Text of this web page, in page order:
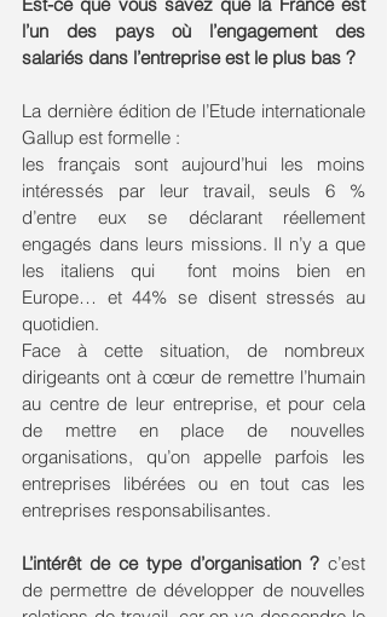
l’un des pays où l’engagement des
salariés dans l’entreprise est le plus bas ?
La dernière édition de l’Etude internationale
Gallup est formelle :
les français sont aujourd’hui les moins
intéressés par leur travail, seuls 6 %
d’entre eux se déclarant réellement
engagés dans leurs missions. Il n’y a que
les italiens qui  font moins bien en
Europe… et 44% se disent stressés au
quotidien.
Face à cette situation, de nombreux
dirigeants ont à cœur de remettre l’humain
au centre de leur entreprise, et pour cela
de mettre en place de nouvelles
organisations, qu’on appelle parfois les
entreprises libérées ou en tout cas les
entreprises responsabilisantes.
L’intérêt de ce type d’organisation ? c’est
de permettre de développer de nouvelles